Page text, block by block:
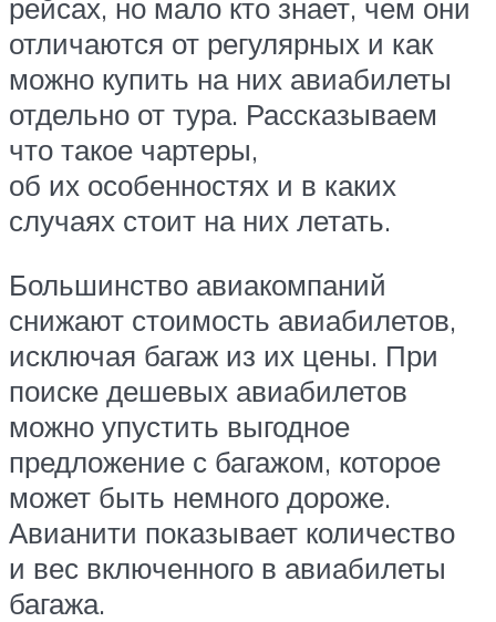
рейсах, но мало кто знает, чем они
отличаются от регулярных и как
можно купить на них авиабилеты
отдельно от тура. Рассказываем
что такое чартеры,
об их особенностях и в каких
случаях стоит на них летать.
Большинство авиакомпаний
снижают стоимость авиабилетов,
исключая багаж из их цены. При
поиске дешевых авиабилетов
можно упустить выгодное
предложение с багажом, которое
может быть немного дороже.
Авианити показывает количество
и вес включенного в авиабилеты
багажа.